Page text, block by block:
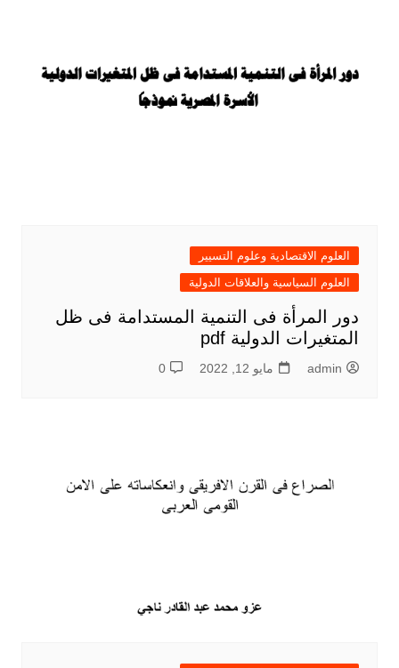
العلوم الاقتصادية وعلوم التسيير
العلوم السياسية والعلاقات الدولية
دور المرأة فى التنمية المستدامة فى ظل
المتغيرات الدولية pdf
admin مايو 12, 2022 0